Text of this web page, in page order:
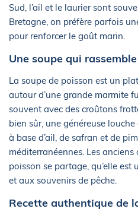
Sud, l’ail et le laurier sont
Bretagne, on préfère parfois
pour renforcer le goût marin.
Une soupe qui rassemble
La soupe de poisson est un
autour d’une grande marmite
souvent avec des croûtons
bien sûr, une généreuse
à base d’ail, de safran et de
méditerranéennes. Les
poisson se partage, qu’elle
et aux souvenirs de pêche.
Recette authentique de